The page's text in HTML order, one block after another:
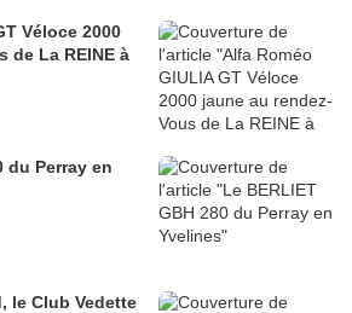
Véloce 2000
de La REINE à
du Perray en
le Club Vedette